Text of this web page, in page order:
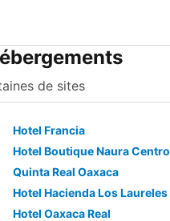
de sites
Hotel Francia
Hotel Boutique Naura Centro
Quinta Real Oaxaca
Hotel Hacienda Los Laureles
Hotel Oaxaca Real